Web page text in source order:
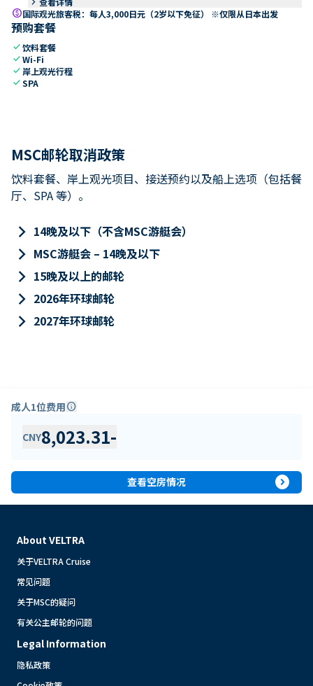
paid国际观光旅客税：每人3,000日元（2岁以下免征） ※仅限从日本出发
预购套餐
check饮料套餐
checkWi-Fi
check 岸上观光行程
checkSPA
MSC邮轮取消政策
饮料套餐、岸上观光项目、接送预约以及船上选项（包括餐
厅、SPA 等）。
keyboard_arrow_right 14晚及以下（不含MSC游艇会）
keyboard_arrow_right MSC游艇会 – 14晚及以下
keyboard_arrow_right 15晚及以上的邮轮
keyboard_arrow_right 2026年环球邮轮
keyboard_arrow_right 2027年环球邮轮
成人1位费用info
CNY8,023.31-
查看空房情况 expand_circle_right
About VELTRA
关于VELTRA Cruise
常见问题
关于MSC的疑问
有关公主邮轮的问题
Legal Information
隐私政策